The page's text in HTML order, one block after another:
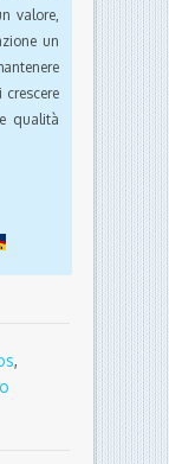
valore,
un
qualità
,